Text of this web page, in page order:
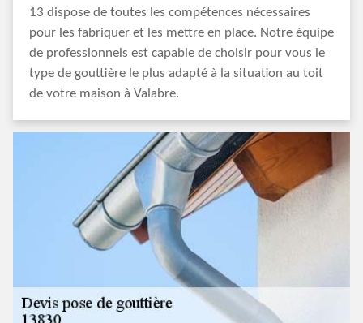
13 dispose de toutes les compétences nécessaires
pour les fabriquer et les mettre en place. Notre équipe
de professionnels est capable de choisir pour vous le
type de gouttière le plus adapté à la situation au toit
de votre maison à Valabre.